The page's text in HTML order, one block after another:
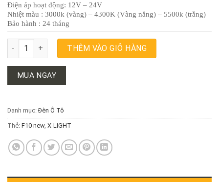
Điện áp hoạt động: 12V – 24V
Nhiệt màu : 3000k (vàng) – 4300K (Vàng nắng) – 5500k (trắng)
Bảo hành : 24 tháng
BI GẦM LED X-LIGHT F10 NEW số lượng
THÊM VÀO GIỎ HÀNG
MUA NGAY
Danh mục:Đèn Ô Tô
Thẻ: F10 new, X-LIGHT